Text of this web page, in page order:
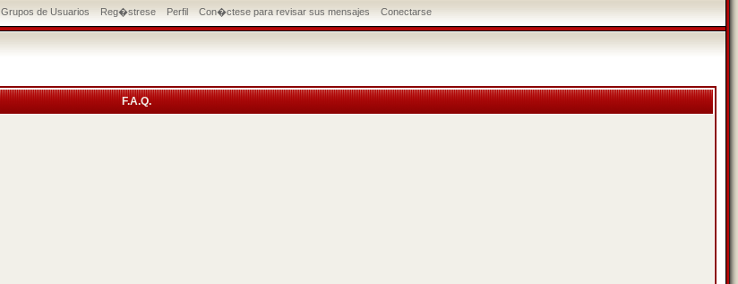
Grupos de Usuarios Reg�strese Perfil Con�ctese para revisar sus mensajes Conectarse
F.A.Q.